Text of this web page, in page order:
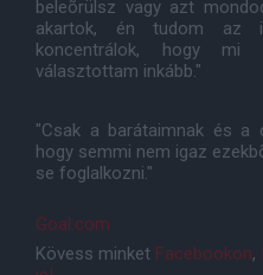
beleõrülsz vagy azt
akartok, én tudom az
koncentrálok, hogy
választottam inkább."
"Csak a barátaimnak és a
hogy semmi nem igaz
se foglalkozni."
Goal.com
Kövess minket Facebookon,